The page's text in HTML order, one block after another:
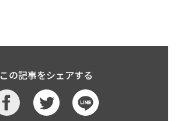
この記事をシェアする